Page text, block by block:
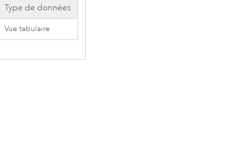
Type de données
Vue tabulaire